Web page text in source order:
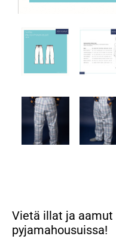
Vietä illat ja aamut
pyjamahousuissa!